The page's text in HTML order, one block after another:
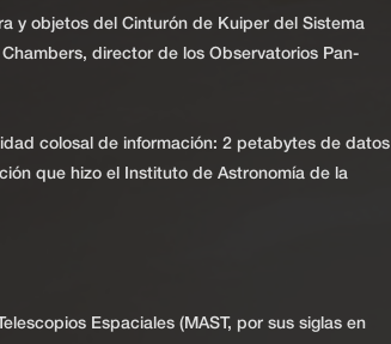
y objetos del Cinturón de Kuiper del Sistema
director de los Observatorios Pan-
colosal de información: 2 petabytes de datos
que hizo el Instituto de Astronomía de la
Espaciales (MAST, por sus siglas en